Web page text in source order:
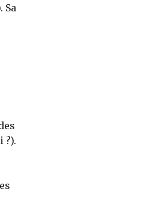
Sa
?).